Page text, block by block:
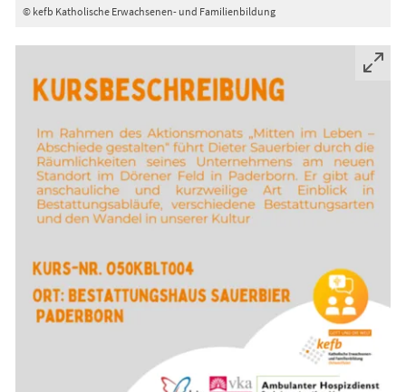
© kefb Katholische Erwachsenen- und Familienbildung